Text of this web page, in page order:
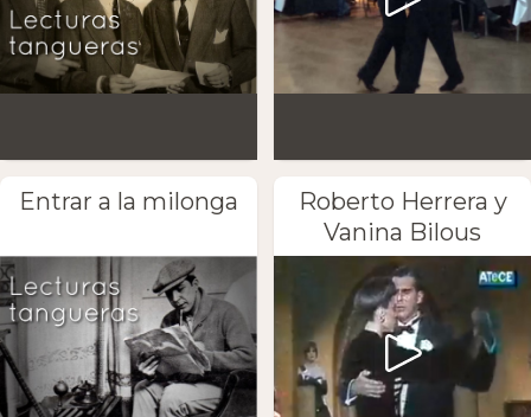
Entrar a la milonga
Roberto Herrera y
Vanina Bilous